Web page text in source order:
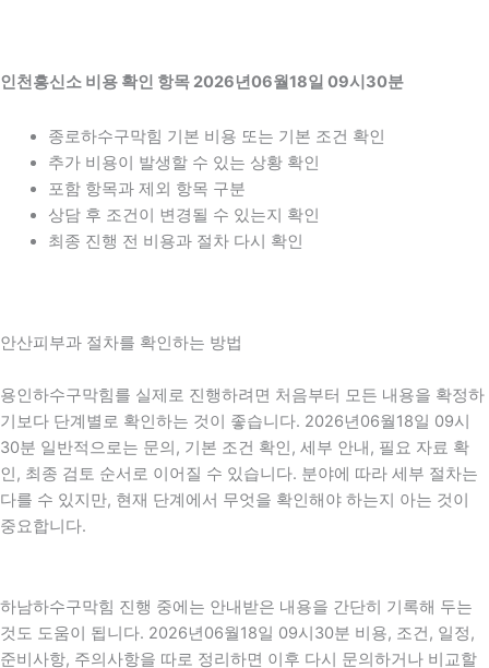
인천흥신소 비용 확인 항목 2026년06월18일 09시30분
종로하수구막힘 기본 비용 또는 기본 조건 확인
추가 비용이 발생할 수 있는 상황 확인
포함 항목과 제외 항목 구분
상담 후 조건이 변경될 수 있는지 확인
최종 진행 전 비용과 절차 다시 확인
안산피부과 절차를 확인하는 방법
용인하수구막힘를 실제로 진행하려면 처음부터 모든 내용을 확정하
기보다 단계별로 확인하는 것이 좋습니다. 2026년06월18일 09시
30분 일반적으로는 문의, 기본 조건 확인, 세부 안내, 필요 자료 확
인, 최종 검토 순서로 이어질 수 있습니다. 분야에 따라 세부 절차는
다를 수 있지만, 현재 단계에서 무엇을 확인해야 하는지 아는 것이
중요합니다.
하남하수구막힘 진행 중에는 안내받은 내용을 간단히 기록해 두는
것도 도움이 됩니다. 2026년06월18일 09시30분 비용, 조건, 일정,
준비사항, 주의사항을 따로 정리하면 이후 다시 문의하거나 비교할